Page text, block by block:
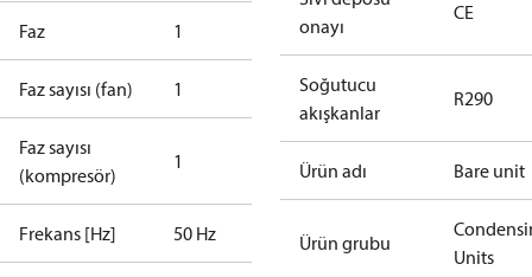
Faz 1
Faz sayısı (fan) 1
Faz sayısı
(kompresör)
1
Frekans [Hz] 50 Hz
onayı
CE
Soğutucu
akışkanlar
R290
Ürün adı Bare unit
Ürün grubu
Units